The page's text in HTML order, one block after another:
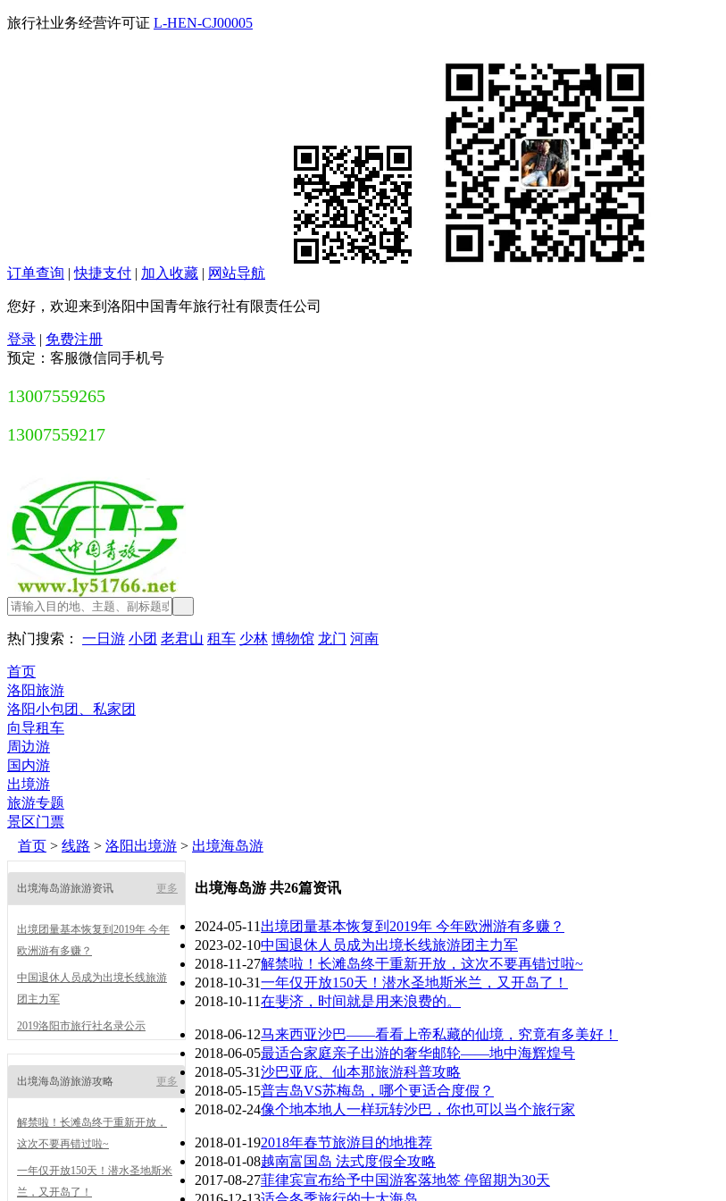
旅行社业务经营许可证 L-HEN-CJ00005
订单查询 |快捷支付 | 加入收藏 | 网站导航
您好，欢迎来到洛阳中国青年旅行社有限责任公司
登录 | 免费注册
预定：客服微信同手机号
13007559265
13007559217
热门搜索： 一日游 小团 老君山 租车 少林 博物馆 龙门 河南
首页
洛阳旅游
洛阳小包团、私家团
向导租车
周边游
国内游
出境游
旅游专题
景区门票
首页 > 线路 > 洛阳出境游 > 出境海岛游
出境海岛游旅游资讯 更多
出境团量基本恢复到2019年 今年
欧洲游有多赚？
中国退休人员成为出境长线旅游
团主力军
2019洛阳市旅行社名录公示
出境海岛游旅游攻略 更多
解禁啦！长滩岛终于重新开放，
这次不要再错过啦~
一年仅开放150天！潜水圣地斯米
兰，又开岛了！
出境海岛游 共26篇资讯
2024-05-11 出境团量基本恢复到2019年 今年欧洲游有多赚？
2023-02-10中国退休人员成为出境长线旅游团主力军
2018-11-27解禁啦！长滩岛终于重新开放，这次不要再错过啦~
2018-10-31一年仅开放150天！潜水圣地斯米兰，又开岛了！
2018-10-11在斐济，时间就是用来浪费的。
2018-06-12马来西亚沙巴——看看上帝私藏的仙境，究竟有多美好！
2018-06-05最适合家庭亲子出游的奢华邮轮——地中海辉煌号
2018-05-31沙巴亚庇、仙本那旅游科普攻略
2018-05-15普吉岛VS苏梅岛，哪个更适合度假？
2018-02-24像个地本地人一样玩转沙巴，你也可以当个旅行家
2018-01-192018年春节旅游目的地推荐
2018-01-08越南富国岛 法式度假全攻略
2017-08-27菲律宾宣布给予中国游客落地签 停留期为30天